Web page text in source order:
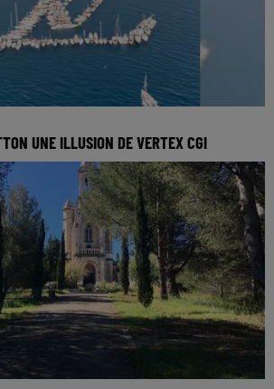
UNE ILLUSION DE VERTEX CGI
une illusion de Vertex CGI